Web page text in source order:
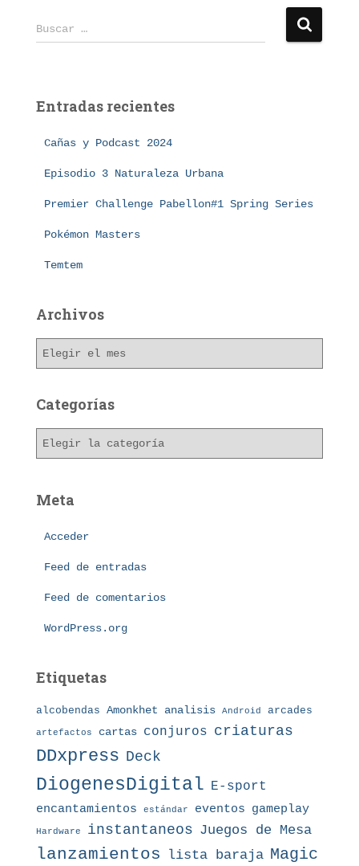
B
u
r
Buscar …
Entradas recientes
Cañas y Podcast 2024
Episodio 3 Naturaleza Urbana
Premier Challenge Pabellon#1 Spring Series
Pokémon Masters
Temtem
Archivos
h
Categorías
g
Meta
Acceder
Feed de entradas
Feed de comentarios
WordPress.org
Etiquetas
alcobendas Amonkhet analisis Android arcades
artefactos cartas conjuros criaturas
DDxpress Deck
DiogenesDigital E-sport
encantamientos estándar eventos gameplay
Hardware instantaneos Juegos de Mesa
lanzamientos lista baraja Magic